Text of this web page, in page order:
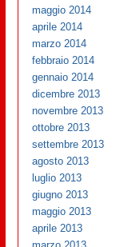
maggio 2014
aprile 2014
marzo 2014
febbraio 2014
gennaio 2014
dicembre 2013
novembre 2013
ottobre 2013
settembre 2013
agosto 2013
luglio 2013
giugno 2013
maggio 2013
aprile 2013